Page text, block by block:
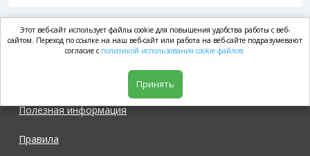
market.com
Полезная информация
Правила
Этот веб-сайт использует файлы cookie для повышения удобства работы с веб-
сайтом. Переход по ссылке на наш веб-сайт или работа на веб-сайте подразумевают
согласие с политикой использования cookie файлов.
Принять